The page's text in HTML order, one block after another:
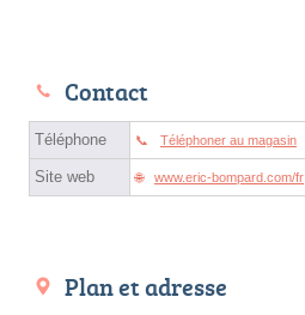
Contact
Téléphone Téléphoner au magasin
Site web www.eric-bompard.com/fr
Plan et adresse